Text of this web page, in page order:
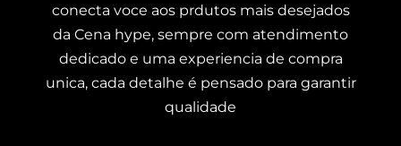
conecta voce aos prdutos mais desejados
da Cena hype, sempre com atendimento
dedicado e uma experiencia de compra
unica, cada detalhe é pensado para garantir
qualidade